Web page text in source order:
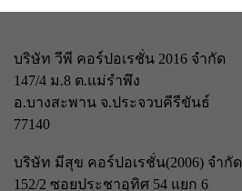
บริษัท วีพี คอร์ปอเรชั่น 2016 จำกัด
147/4 ม.8 ต.แม่รำพึง
อ.บางสะพาน จ.ประจวบคีรีขันธ์
77140
บริษัท มีสุข คอร์ปอเรชั่น(2006) จำกัด
152/2 ซอยประชาอุทิศ 54 แยก 6